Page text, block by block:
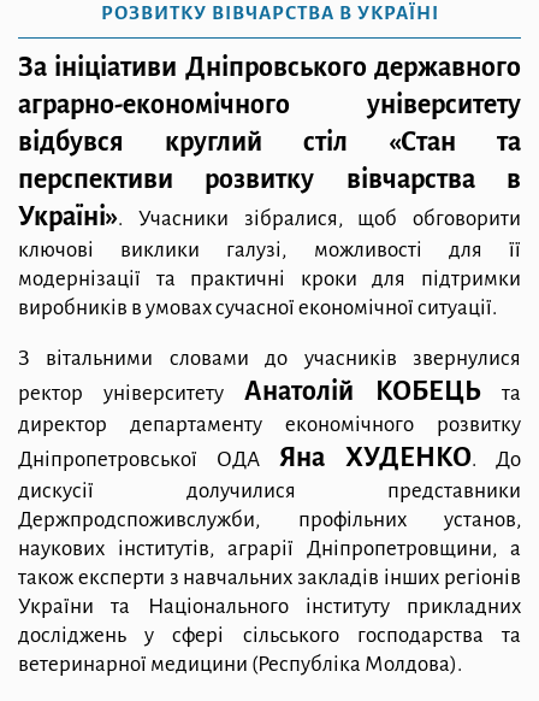
РОЗВИТКУ ВІВЧАРСТВА В УКРАЇНІ
За ініціативи Дніпровського державного
аграрно-економічного університету
відбувся круглий стіл «Стан та
перспективи розвитку вівчарства в
Україні». Учасники зібралися, щоб обговорити
ключові виклики галузі, можливості для її
модернізації та практичні кроки для підтримки
виробників в умовах сучасної економічної ситуації.
З вітальними словами до учасників звернулися
ректор університету Анатолій КОБЕЦЬ та
директор департаменту економічного розвитку
Дніпропетровської ОДА Яна ХУДЕНКО. До
дискусії долучилися представники
Держпродспоживслужби, профільних установ,
наукових інститутів, аграрії Дніпропетровщини, а
також експерти з навчальних закладів інших регіонів
України та Національного інституту прикладних
досліджень у сфері сільського господарства та
ветеринарної медицини (Республіка Молдова).